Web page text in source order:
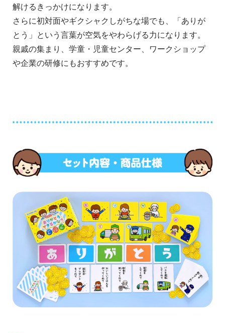
解けるきっかけになります。
さらに初対面やギクシャクしがちな場でも、「ありが
とう」という言葉が空気をやわらげる力になります。
親戚の集まり、学童・児童センター、ワークショップ
や企業の研修にもおすすめです。